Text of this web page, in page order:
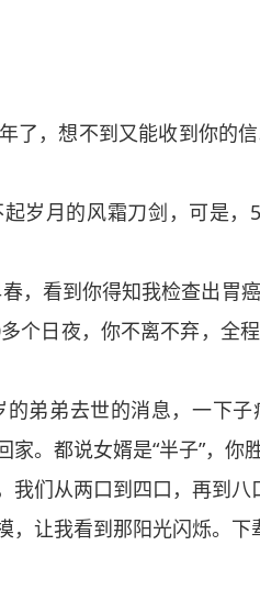
，想不到又能收到你的
月的风霜刀剑，可是，
，看到你得知我检查出胃
个日夜，你不离不弃，全
弟去世的消息，一下子
。都说女婿是“半子”，你
们从两口到四口，再到八
让我看到那阳光闪烁。下